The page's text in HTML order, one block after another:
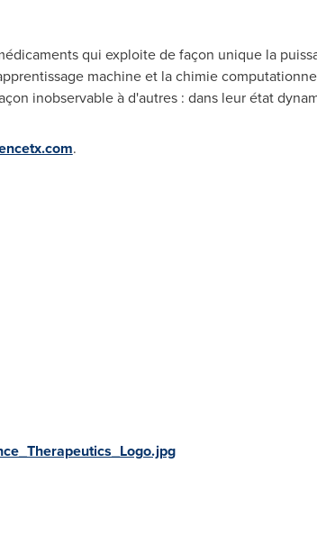
qui exploite de façon unique la
machine et la chimie
inobservable à d'autres : dans leur état
.